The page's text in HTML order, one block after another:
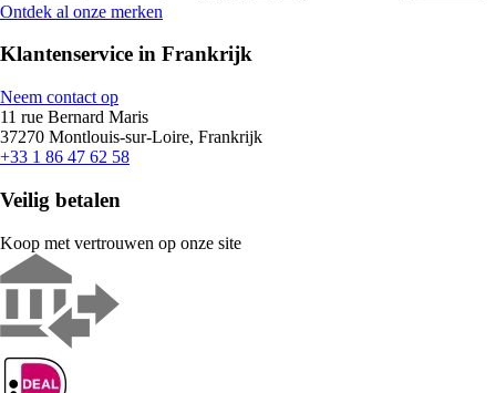
Ontdek al onze merken
Klantenservice in Frankrijk
Neem contact op
11 rue Bernard Maris
37270 Montlouis-sur-Loire, Frankrijk
+33 1 86 47 62 58
Veilig betalen
Koop met vertrouwen op onze site